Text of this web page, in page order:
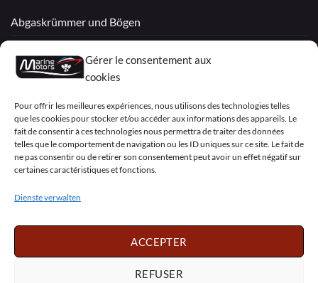
Gérer le consentement aux
cookies
Pour offrir les meilleures expériences, nous utilisons des technologies telles
que les cookies pour stocker et/ou accéder aux informations des appareils. Le
fait de consentir à ces technologies nous permettra de traiter des données
telles que le comportement de navigation ou les ID uniques sur ce site. Le fait de
ne pas consentir ou de retirer son consentement peut avoir un effet négatif sur
certaines caractéristiques et fonctions.
Dienste verwalten
ACCEPTER
REFUSER
Abgaskrümmer und Bögen
Mercruiser
VOLVO PENTA / OMC
My Account